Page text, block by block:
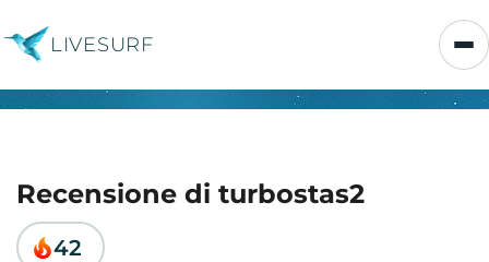
LIVESURF
Recensione di turbostas2
42